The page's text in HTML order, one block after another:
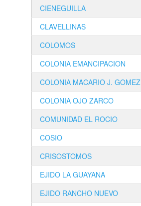
CIENEGUILLA
CLAVELLINAS
COLOMOS
COLONIA EMANCIPACION
COLONIA MACARIO J. GOMEZ
COLONIA OJO ZARCO
COMUNIDAD EL ROCIO
COSIO
CRISOSTOMOS
EJIDO LA GUAYANA
EJIDO RANCHO NUEVO